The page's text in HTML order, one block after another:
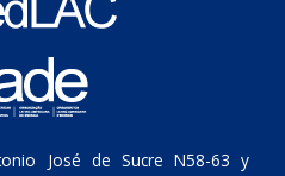
José de Sucre N58-63 y